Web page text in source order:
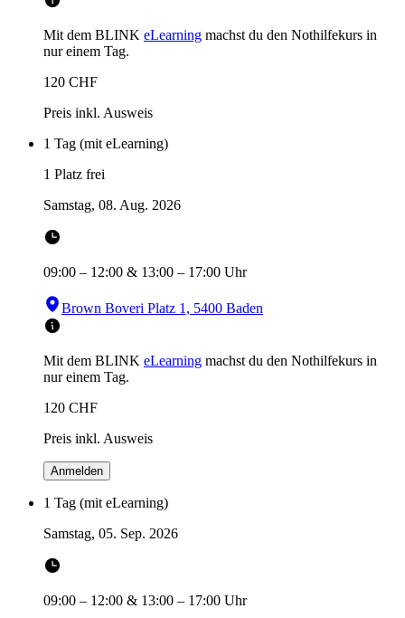
Mit dem BLINK eLearning machst du den Nothilfekurs in
nur einem Tag.
120 CHF
Preis inkl. Ausweis
1 Tag (mit eLearning)
1 Platz frei
Samstag, 08. Aug. 2026
09:00 – 12:00 & 13:00 – 17:00 Uhr
Brown Boveri Platz 1, 5400 Baden
Mit dem BLINK eLearning machst du den Nothilfekurs in
nur einem Tag.
120 CHF
Preis inkl. Ausweis
Anmelden
1 Tag (mit eLearning)
Samstag, 05. Sep. 2026
09:00 – 12:00 & 13:00 – 17:00 Uhr